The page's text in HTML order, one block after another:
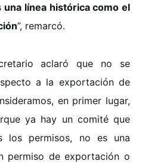
una línea histórica como el
”, remarcó.
aclaró que no se
a la exportación de
en primer lugar,
ya hay un comité que
los permisos, no es una
permiso de exportación o